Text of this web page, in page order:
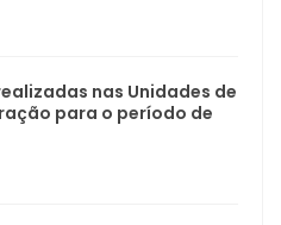
nas Unidades de
para o período de